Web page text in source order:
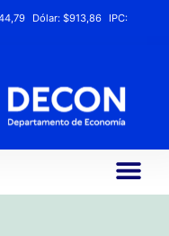
Dólar:$913,86
IPC: